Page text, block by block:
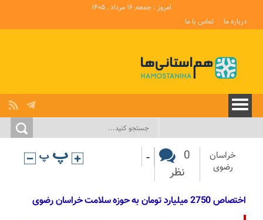
امروز : جمعه, ۱۶ مرداد , ۱۴۰۵
درباره ما
تماس با ما
خراسان
رضوی
0
نظر
-
اختصاص 2750 میلیارد تومان به حوزه سلامت خراسان رضوی